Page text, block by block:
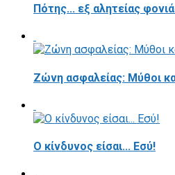
Πότης... εξ αλητείας
Ζώνη ασφαλείας: Μύθοι
Ο κίνδυνος είσαι... Εσύ!